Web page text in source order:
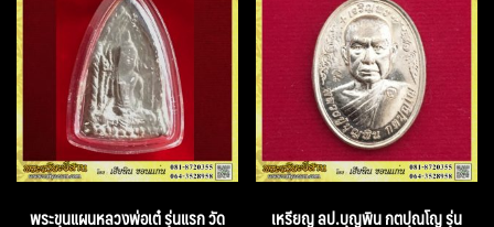
พระขุนแผนหลวงพ่อเต๋ รุ่นแรก วัด เหรียญ ลป.บุญพิน กตปุณโญ รุ่น